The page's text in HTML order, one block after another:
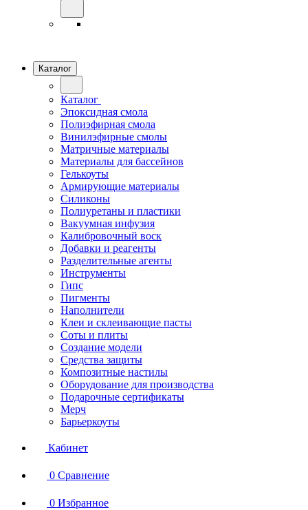
Каталог
Каталог
Эпоксидная смола
Полиэфирная смола
Винилэфирные смолы
Матричные материалы
Материалы для бассейнов
Гелькоуты
Армирующие материалы
Силиконы
Полиуретаны и пластики
Вакуумная инфузия
Калибровочный воск
Добавки и реагенты
Разделительные агенты
Инструменты
Гипс
Пигменты
Наполнители
Клеи и склеивающие пасты
Соты и плиты
Создание модели
Средства защиты
Композитные настилы
Оборудование для производства
Подарочные сертификаты
Мерч
Барьеркоуты
Кабинет
0 Сравнение
0 Избранное